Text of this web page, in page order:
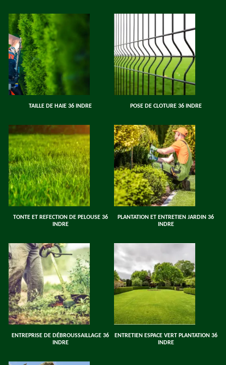
TAILLE DE HAIE 36 INDRE POSE DE CLOTURE 36 INDRE
TONTE ET REFECTION DE PELOUSE 36
INDRE
PLANTATION ET ENTRETIEN JARDIN 36
INDRE
ENTREPRISE DE DÉBROUSSAILLAGE 36
INDRE
ENTRETIEN ESPACE VERT PLANTATION 36
INDRE